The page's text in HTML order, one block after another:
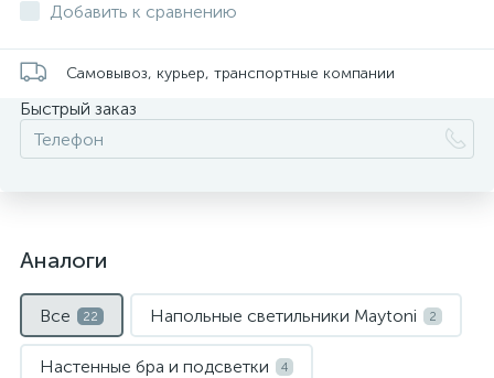
Добавить к сравнению
Самовывоз, курьер, транспортные компании
Быстрый заказ
Аналоги
Все 22 Напольные светильники Maytoni 2
Настенные бра и подсветки 4